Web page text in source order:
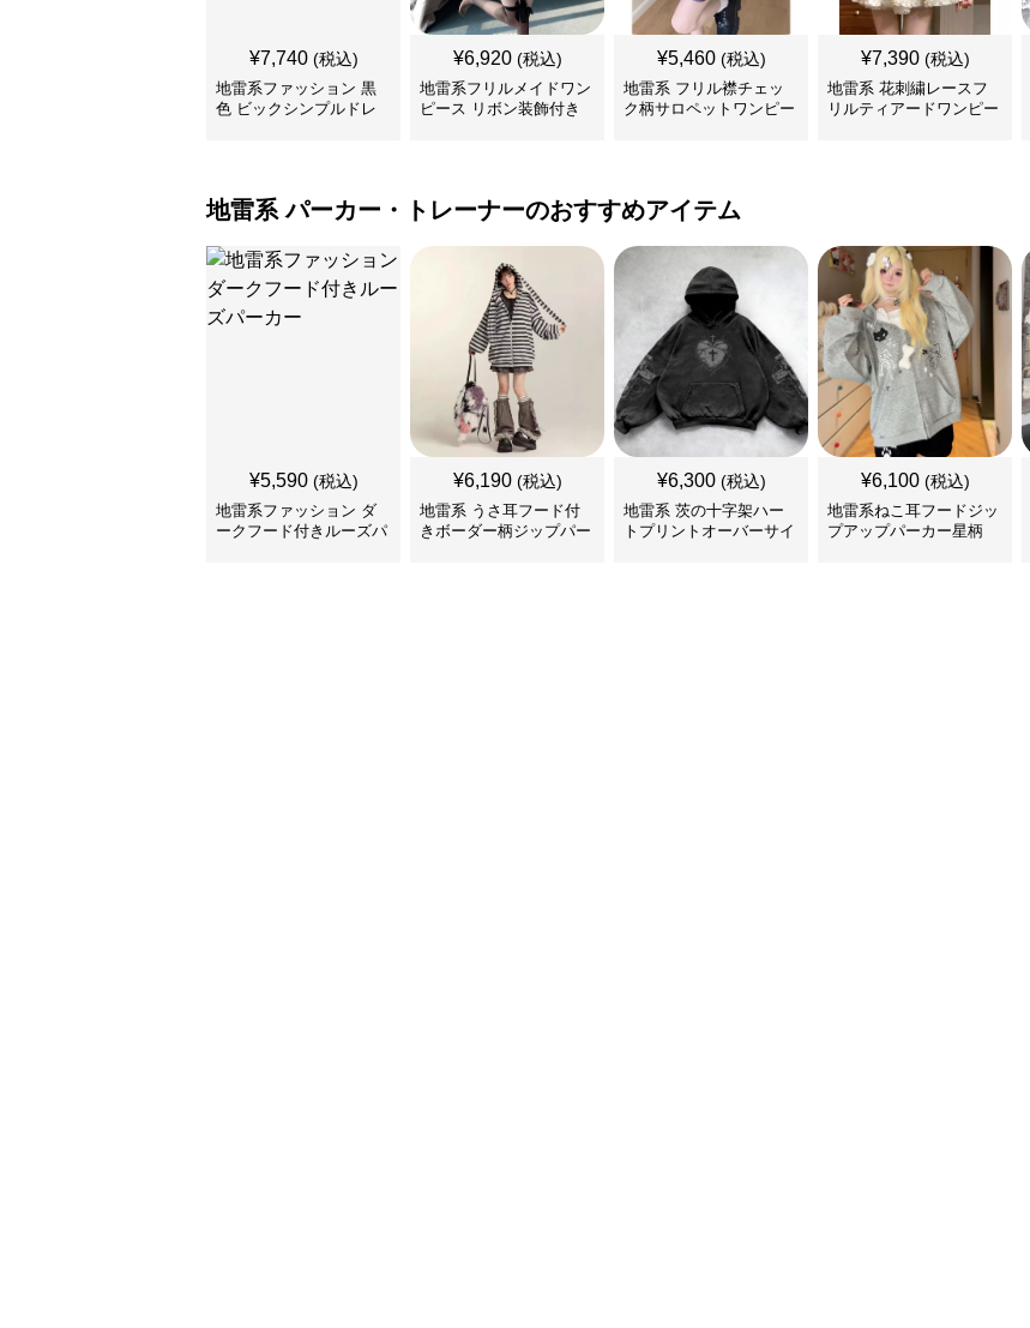
¥7,740 (税込)
地雷系ファッション 黒
色 ビックシンプルドレ
¥6,920 (税込)
地雷系フリルメイドワン
ピース リボン装飾付き
¥5,460 (税込)
地雷系 フリル襟チェッ
ク柄サロペットワンピー
¥7,390 (税込)
地雷系 花刺繍レースフ
リルティアードワンピー
地雷系 パーカー・トレーナーのおすすめアイテム
¥5,590 (税込)
地雷系ファッション ダ
ークフード付きルーズパ
¥6,190 (税込)
地雷系 うさ耳フード付
きボーダー柄ジップパー
¥6,300 (税込)
地雷系 茨の十字架ハー
トプリントオーバーサイ
¥6,100 (税込)
地雷系ねこ耳フードジッ
プアップパーカー星柄